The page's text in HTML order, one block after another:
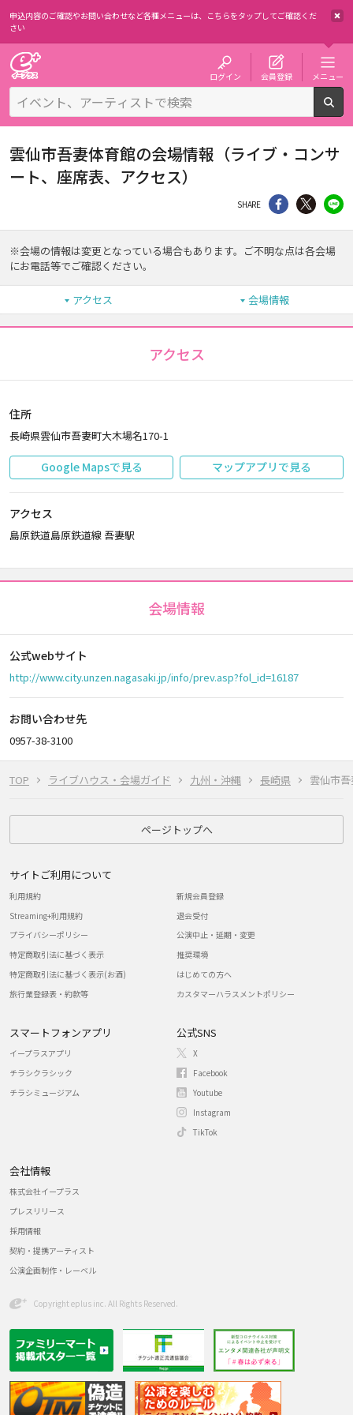
申込内容のご確認やお問い合わせなど各種メニューは、 こちらをタップしてご確認くだ
さい
ログイン 会員登録 メニュー
TOP ライブハウス・会場ガイド 九州・沖縄 長崎県 雲仙市
雲仙市吾妻体育館の会場情報（ライブ・コンサ
ート、座席表、アクセス）
SHARE シェア Twitter
※会場の情報は変更となっている場合もあります。ご不明な点は各会場
にお電話等でご確認ください。
アクセス 会場情報
アクセス
住所
長崎県雲仙市吾妻町大木場名170-1
Google Mapsで見る マップアプリで見る
アクセス
島原鉄道島原鉄道線 吾妻駅
会場情報
公式webサイト
http://www.city.unzen.nagasaki.jp/info/prev.asp?fol_id=16187
お問い合わせ先
0957-38-3100
ページトップへ
サイトご利用について
利用規約
Streaming+利用規約
プライバシーポリシー
特定商取引法に基づく表示
特定商取引法に基づく表示(お酒)
旅行業登録表・約款等
新規会員登録
退会受付
公演中止・延期・変更
推奨環境
はじめての方へ
カスタマーハラスメントポリシー
スマートフォンアプリ
イープラスアプリ
チラシクラシック
チラシミュージアム
公式SNS
X
Facebook
Youtube
Instagram
TikTok
会社情報
株式会社イープラス
プレスリリース
採用情報
契約・提携アーティスト
公演企画制作・レーベル
Copyright eplus inc. All Rights Reserved.